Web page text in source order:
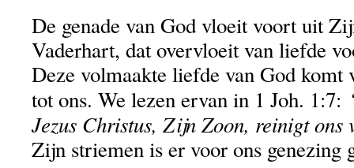
De genade van God vloeit voort uit
Vaderhart, dat overvloeit van liefde
Deze volmaakte liefde van God komt
tot ons. We lezen ervan in 1 Joh. 1:7:
Jezus Christus, Zijn Zoon, reinigt ons
Zijn striemen is er voor ons genezing